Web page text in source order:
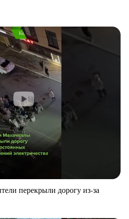
перекрыли дорогу из-за